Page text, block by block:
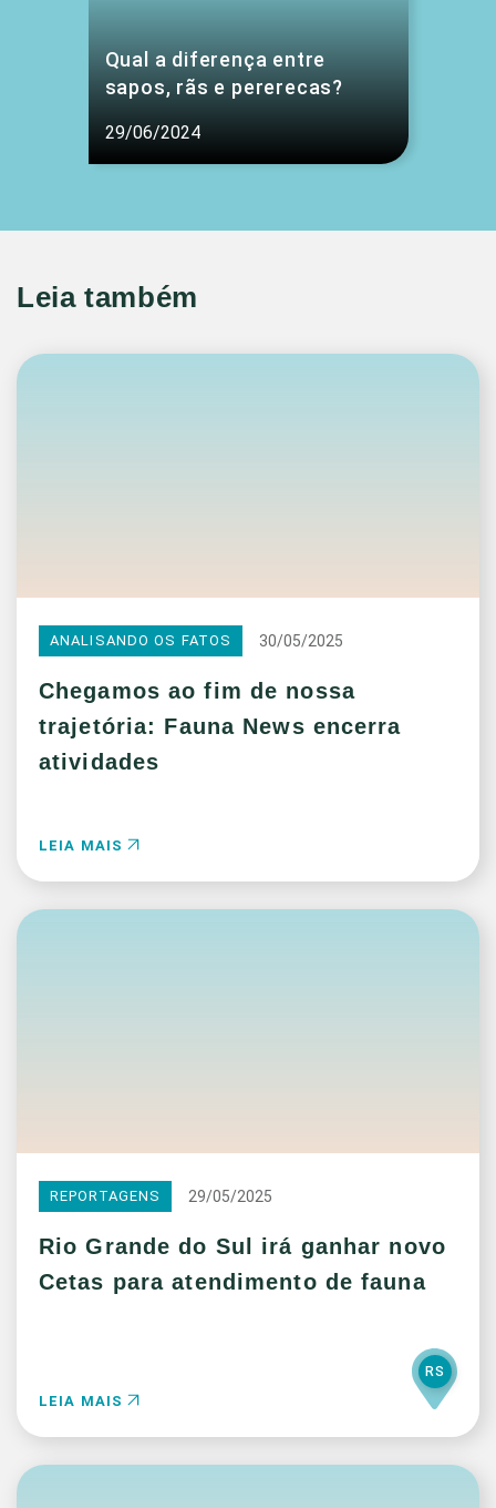
Qual a diferença entre
sapos, rãs e pererecas?
29/06/2024
Leia também
ANALISANDO OS FATOS 30/05/2025
Chegamos ao fim de nossa
trajetória: Fauna News encerra
atividades
LEIA MAIS
REPORTAGENS 29/05/2025
Rio Grande do Sul irá ganhar novo
Cetas para atendimento de fauna
LEIA MAIS
RS